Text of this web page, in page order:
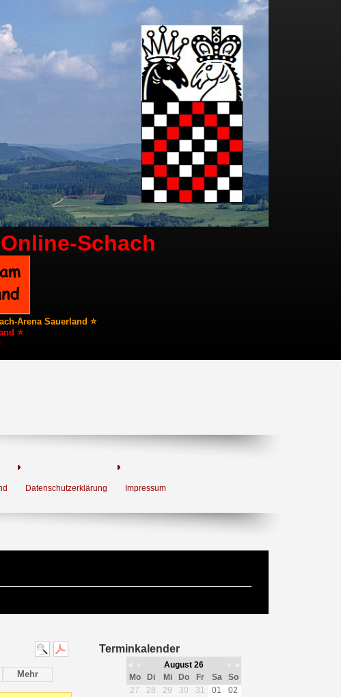
Schach
Arena Sauerland ⭐
⭐
Datenschutzerklärung Impressum
Mehr
Terminkalender
« ‹ August 26 ›
»
Mo
Di Mi Do Fr Sa
So
27
28 29 30 31 01
02